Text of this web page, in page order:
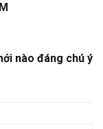
nào đáng chú ý